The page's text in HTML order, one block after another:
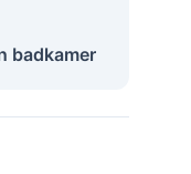
badkamer